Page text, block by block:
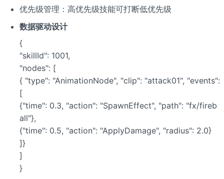
优先级管理：高优先级技能可打断低优先级
数据驱动设计
{
"skillId": 1001,
"nodes": [
{ "type": "AnimationNode", "clip": "attack01", "events":
[
{"time": 0.3, "action": "SpawnEffect", "path": "fx/fireb
all"},
{"time": 0.5, "action": "ApplyDamage", "radius": 2.0}
]}
]
}